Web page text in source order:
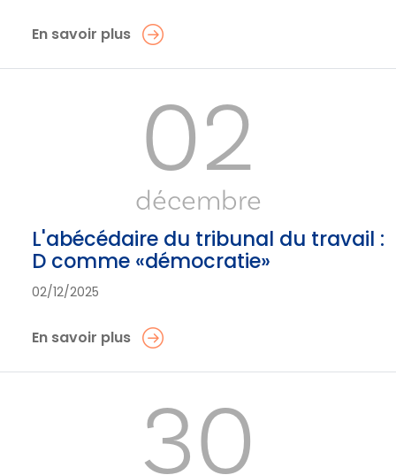
En savoir plus
02
décembre
L'abécédaire du tribunal du travail :
D comme «démocratie»
02/12/2025
En savoir plus
30